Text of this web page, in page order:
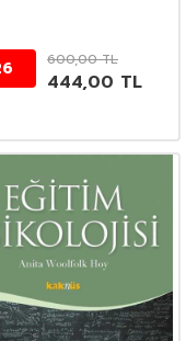
600,00TL
444,00 TL